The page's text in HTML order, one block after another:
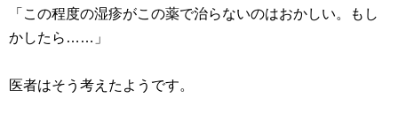
「この程度の湿疹がこの薬で治らないのはおかしい。もし
かしたら……」
医者はそう考えたようです。